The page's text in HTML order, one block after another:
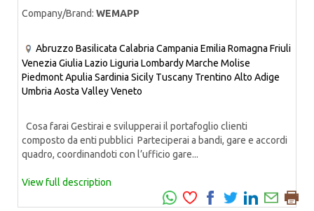
Company/Brand: WEMAPP
Abruzzo Basilicata Calabria Campania Emilia Romagna Friuli
Venezia Giulia Lazio Liguria LombardyMarche Molise
PiedmontApulia Sardinia Sicily Tuscany Trentino Alto Adige
Umbria Aosta ValleyVeneto
Cosa farai Gestirai e svilupperai il portafoglio clienti
composto da enti pubblici Parteciperai a bandi, gare e accordi
quadro, coordinandoti con l’ufficio gare...
View full description